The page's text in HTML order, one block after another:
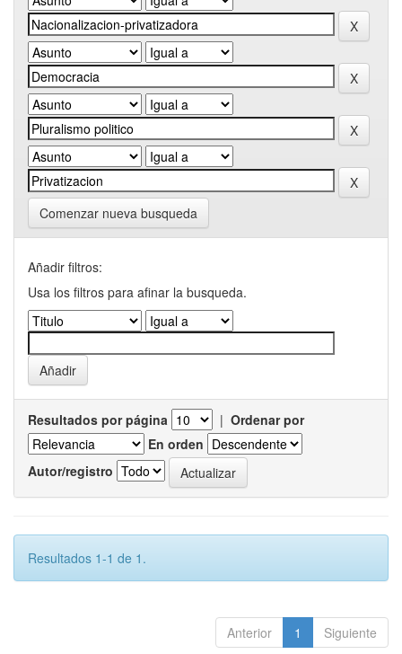
Comenzar nueva busqueda
Añadir filtros:
Usa los filtros para afinar la busqueda.
Resultados por página | Ordenar por
En orden
Autor/registro
Resultados 1-1 de 1.
Anterior 1 Siguiente